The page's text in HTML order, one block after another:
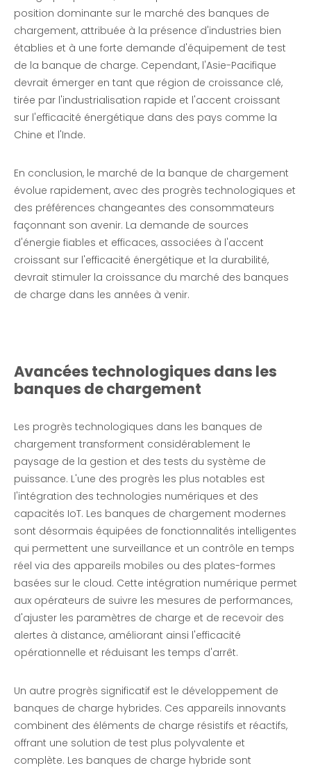
position dominante sur le marché des banques de
chargement, attribuée à la présence d'industries bien
établies et à une forte demande d'équipement de test
de la banque de charge. Cependant, l'Asie-Pacifique
devrait émerger en tant que région de croissance clé,
tirée par l'industrialisation rapide et l'accent croissant
sur l'efficacité énergétique dans des pays comme la
Chine et l'Inde.
En conclusion, le marché de la banque de chargement
évolue rapidement, avec des progrès technologiques et
des préférences changeantes des consommateurs
façonnant son avenir. La demande de sources
d'énergie fiables et efficaces, associées à l'accent
croissant sur l'efficacité énergétique et la durabilité,
devrait stimuler la croissance du marché des banques
de charge dans les années à venir.
Avancées technologiques dans les
banques de chargement
Les progrès technologiques dans les banques de
chargement transforment considérablement le
paysage de la gestion et des tests du système de
puissance. L'une des progrès les plus notables est
l'intégration des technologies numériques et des
capacités IoT. Les banques de chargement modernes
sont désormais équipées de fonctionnalités intelligentes
qui permettent une surveillance et un contrôle en temps
réel via des appareils mobiles ou des plates-formes
basées sur le cloud. Cette intégration numérique permet
aux opérateurs de suivre les mesures de performances,
d'ajuster les paramètres de charge et de recevoir des
alertes à distance, améliorant ainsi l'efficacité
opérationnelle et réduisant les temps d'arrêt.
Un autre progrès significatif est le développement de
banques de charge hybrides. Ces appareils innovants
combinent des éléments de charge résistifs et réactifs,
offrant une solution de test plus polyvalente et
complète. Les banques de charge hybride sont